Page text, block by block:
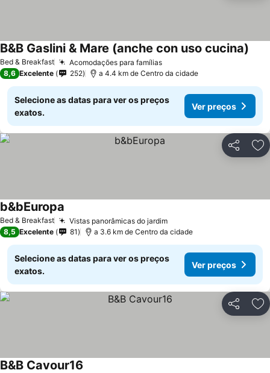
Bed & Breakfast Acomodações para famíliasVer preços
B&B Gaslini & Mare (anche con uso cucina)
8,6 Excelente 252 a 4.4 km de Centro da cidade
Selecione as datas para ver os preços
exatos.
Ver preços
Partilhar
Bed & Breakfast Vistas panorâmicas do jardimVer preços
b&bEuropa
8,5 Excelente 81 a 3.6 km de Centro da cidade
Selecione as datas para ver os preços
exatos.
Ver preços
Partilhar
B&B Cavour16